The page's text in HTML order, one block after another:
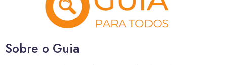
Sobre o Guia